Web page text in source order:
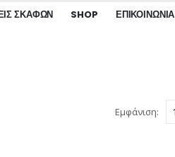
ΣΚΑΦΏΝ SHOP ΕΠΙΚΟΙΝΩΝΊΑ
Εμφάνιση: